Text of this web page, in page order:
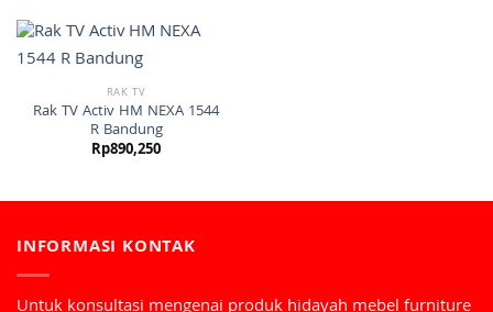
RAK TV
Rak TV Activ HM NEXA 1544
R Bandung
Rp890,250
INFORMASI KONTAK